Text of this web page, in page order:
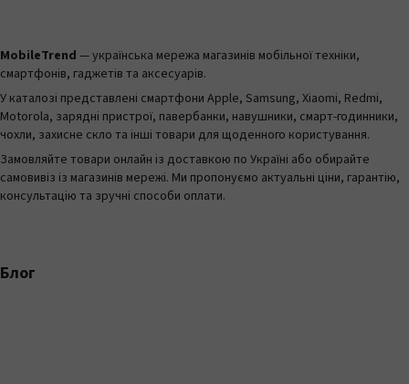
MobileTrend — українська мережа магазинів мобільної техніки,
смартфонів, гаджетів та аксесуарів.
У каталозі представлені смартфони Apple, Samsung, Xiaomi, Redmi,
Motorola, зарядні пристрої, павербанки, навушники, смарт-годинники,
чохли, захисне скло та інші товари для щоденного користування.
Замовляйте товари онлайн із доставкою по Україні або обирайте
самовивіз із магазинів мережі. Ми пропонуємо актуальні ціни, гарантію,
консультацію та зручні способи оплати.
Блог